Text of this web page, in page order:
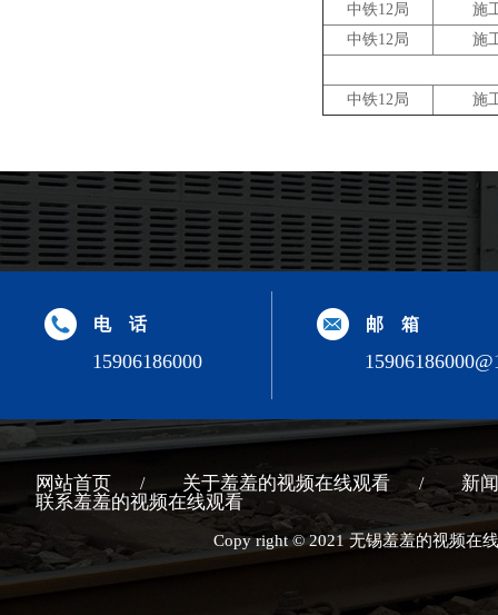
中铁12局
施
中铁12局
施
中铁12局 施
电 话
15906186000
邮 箱
网站首页 关于羞羞的视频在线观看
新
联系羞羞的视频在线观看
Copy right © 2021 无锡羞羞的视频在